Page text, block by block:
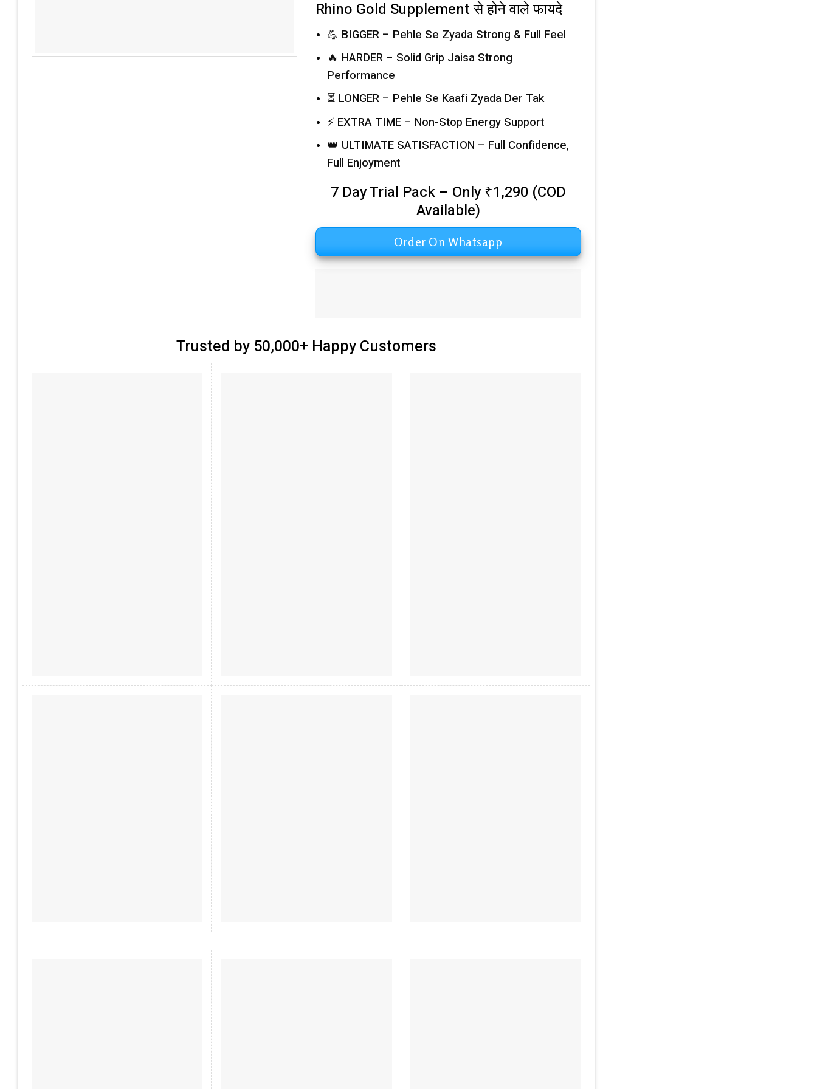
Rhino Gold Supplement से होने वाले फायदे
💪 BIGGER – Pehle Se Zyada Strong & Full Feel
🔥 HARDER – Solid Grip Jaisa Strong
Performance
⏳ LONGER – Pehle Se Kaafi Zyada Der Tak
⚡ EXTRA TIME – Non-Stop Energy Support
👑 ULTIMATE SATISFACTION – Full Confidence,
Full Enjoyment
7 Day Trial Pack – Only ₹1,290 (COD
Available)
Order On Whatsapp
Trusted by 50,000+ Happy Customers